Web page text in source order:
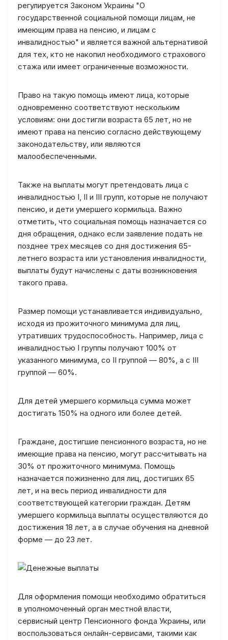
регулируется Законом Украины "О
государственной социальной помощи лицам, не
имеющим права на пенсию, и лицам с
инвалидностью" и является важной альтернативой
для тех, кто не накопил необходимого страхового
стажа или имеет ограниченные возможности.
Право на такую помощь имеют лица, которые
одновременно соответствуют нескольким
условиям: они достигли возраста 65 лет, но не
имеют права на пенсию согласно действующему
законодательству, или являются
малообеспеченными.
Также на выплаты могут претендовать лица с
инвалидностью I, II и III групп, которые не получают
пенсию, и дети умершего кормильца. Важно
отметить, что социальная помощь назначается со
дня обращения, однако если заявление подать не
позднее трех месяцев со дня достижения 65-
летнего возраста или установления инвалидности,
выплаты будут начислены с даты возникновения
такого права.
Размер помощи устанавливается индивидуально,
исходя из прожиточного минимума для лиц,
утративших трудоспособность. Например, лица с
инвалидностью I группы получают 100% от
указанного минимума, со II группой — 80%, а с III
группой — 60%.
Для детей умершего кормильца сумма может
достигать 150% на одного или более детей.
Граждане, достигшие пенсионного возраста, но не
имеющие права на пенсию, могут рассчитывать на
30% от прожиточного минимума. Помощь
назначается пожизненно для лиц, достигших 65
лет, и на весь период инвалидности для
соответствующей категории граждан. Детям
умершего кормильца выплаты осуществляются до
достижения 18 лет, а в случае обучения на дневной
форме — до 23 лет.
Для оформления помощи необходимо обратиться
в уполномоченный орган местной власти,
сервисный центр Пенсионного фонда Украины, или
воспользоваться онлайн-сервисами, такими как